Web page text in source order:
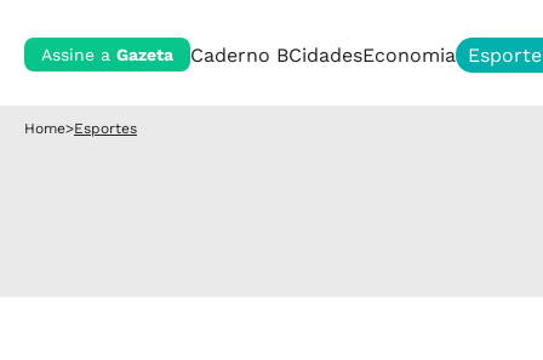
Assine a Gazeta Caderno BCidadesEconomia
Home>Esportes